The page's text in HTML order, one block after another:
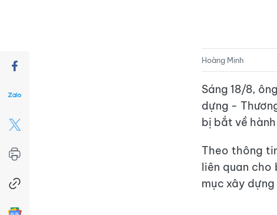
Hoàng Minh
Sáng 18/8, ông
dựng -
bị bắt về
Theo thông
liên quan cho
mục xây